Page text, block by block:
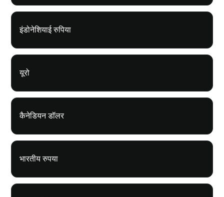
इंडोनेशियाई रुपिया
यूरो
कैनेडियन डॉलर
भारतीय रुपया